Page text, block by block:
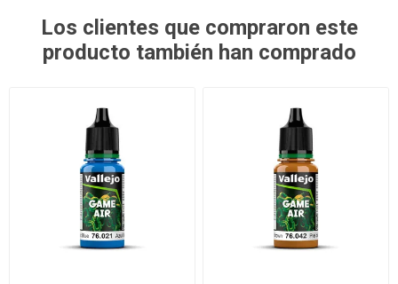
Los clientes que compraron este
producto también han comprado